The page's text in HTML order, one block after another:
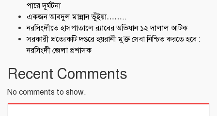
পারে দূর্ঘটনা
একজন আবদুল মান্নান ভূঁইয়া……..
নরসিংদীতে হাসপাতালে র‍্যাবের অভিযান ১২ দালাল আটক
সরকারী প্রত্যেকটি দপ্তরে হয়রানী মুক্ত সেবা নিশ্চিত করতে হবে :
নরসিংদী জেলা প্রশাসক
Recent Comments
No comments to show.